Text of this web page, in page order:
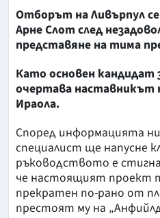
Отборът на Ливърпул
Арне Слот след
представяне на тима
Като основен кандидат
очертава наставникът
Ираола.
Според информацията
специалист ще напусне
ръководството е
че настоящият проект
прекратен по-рано от
престоят му на